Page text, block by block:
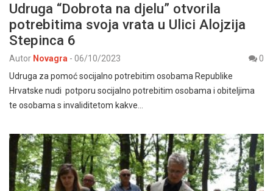
Udruga “Dobrota na djelu” otvorila
potrebitima svoja vrata u Ulici Alojzija
Stepinca 6
Autor Novagra - 06/10/2023
0
Udruga za pomoć socijalno potrebitim osobama Republike
Hrvatske nudi potporu socijalno potrebitim osobama i obiteljima
te osobama s invaliditetom kakve…